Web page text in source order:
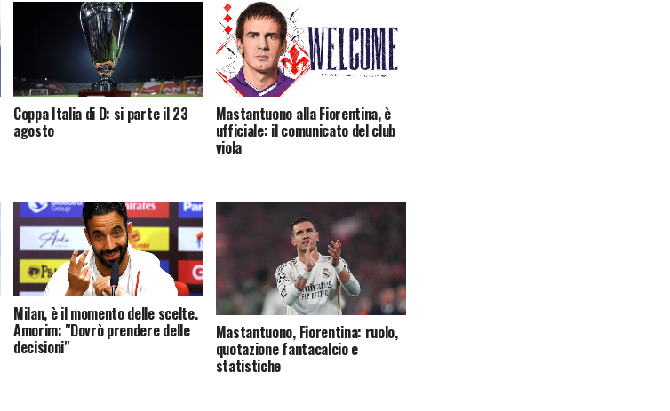
Coppa Italia di D: si parte il 23
agosto
Mastantuono alla Fiorentina, è
ufficiale: il comunicato del club
viola
Milan, è il momento delle scelte.
Amorim: "Dovrò prendere delle
decisioni"
Mastantuono, Fiorentina: ruolo,
quotazione fantacalcio e
statistiche